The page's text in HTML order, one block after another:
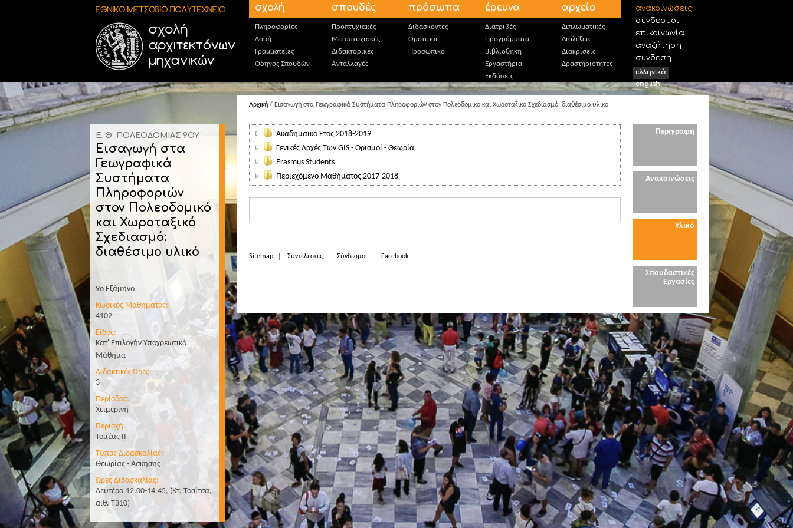
Παράκαμψη προς το κυρίως περιεχόμενο σχολή
Πληροφορίες
Δομή
Γραμματείες
Οδηγός Σπουδών
σπουδές
Προπτυχιακές
Μεταπτυχιακές
Διδακτορικές
Ανταλλαγές
πρόσωπα
Διδάσκοντες
Ομότιμοι
Προσωπικό
έρευνα
Διατριβές
Προγράμματα
Βιβλιοθήκη
Εργαστήρια
Εκδόσεις
αρχείο
Διπλωματικές
Διαλέξεις
Διακρίσεις
Δραστηριότητες
ανακοινώσεις
σύνδεσμοι
επικοινωνία
αναζήτηση
σύνδεση
ελληνικά
english
Ε. Θ. ΠΟΛΕΟΔΟΜΙΑΣ 9ΟΥ
Εισαγωγή στα
Γεωγραφικά
Συστήματα
Πληροφοριών
στον Πολεοδομικό
και Χωροταξικό
Σχεδιασμό:
διαθέσιμο υλικό
9ο Εξάμηνο
Κωδικός Μαθήματος:
4102
Είδος:
Κατ' Επιλογήν Υποχρεωτικό
Μάθημα
Διδακτικές Ώρες:
3
Περίοδος:
Χειμερινή
Περιοχή:
Τομέας II
Τύπος Διδασκαλίας:
Θεωρίας - Άσκησης
Ώρες Διδασκαλίας:
Δευτέρα 12.00-14.45, (Κτ. Τοσίτσα,
αιθ. Τ310)
Αρχική / Εισαγωγή στα Γεωγραφικά Συστήματα Πληροφοριών στον Πολεοδομικό και Χωροταξικό Σχεδιασμό: διαθέσιμο υλικό
Ακαδημαικό Έτος 2018-2019
Γενικές Αρχές Των GIS - Ορισμοί - Θεωρία
Erasmus Students
Περιεχόμενο Μαθήματος 2017-2018
Sitemap Συντελεστές Σύνδεσμοι Facebook
Περιγραφή
Ανακοινώσεις
Υλικό
Σπουδαστικές
Εργασίες